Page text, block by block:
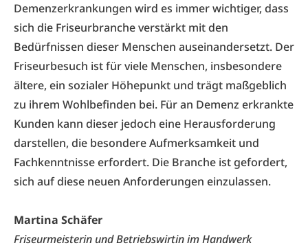
Demenzerkrankungen wird es immer wichtiger, dass
sich die Friseurbranche verstärkt mit den
Bedürfnissen dieser Menschen auseinandersetzt. Der
Friseurbesuch ist für viele Menschen, insbesondere
ältere, ein sozialer Höhepunkt und trägt maßgeblich
zu ihrem Wohlbefinden bei. Für an Demenz erkrankte
Kunden kann dieser jedoch eine Herausforderung
darstellen, die besondere Aufmerksamkeit und
Fachkenntnisse erfordert. Die Branche ist gefordert,
sich auf diese neuen Anforderungen einzulassen.
Martina Schäfer
Friseurmeisterin und Betriebswirtin im Handwerk